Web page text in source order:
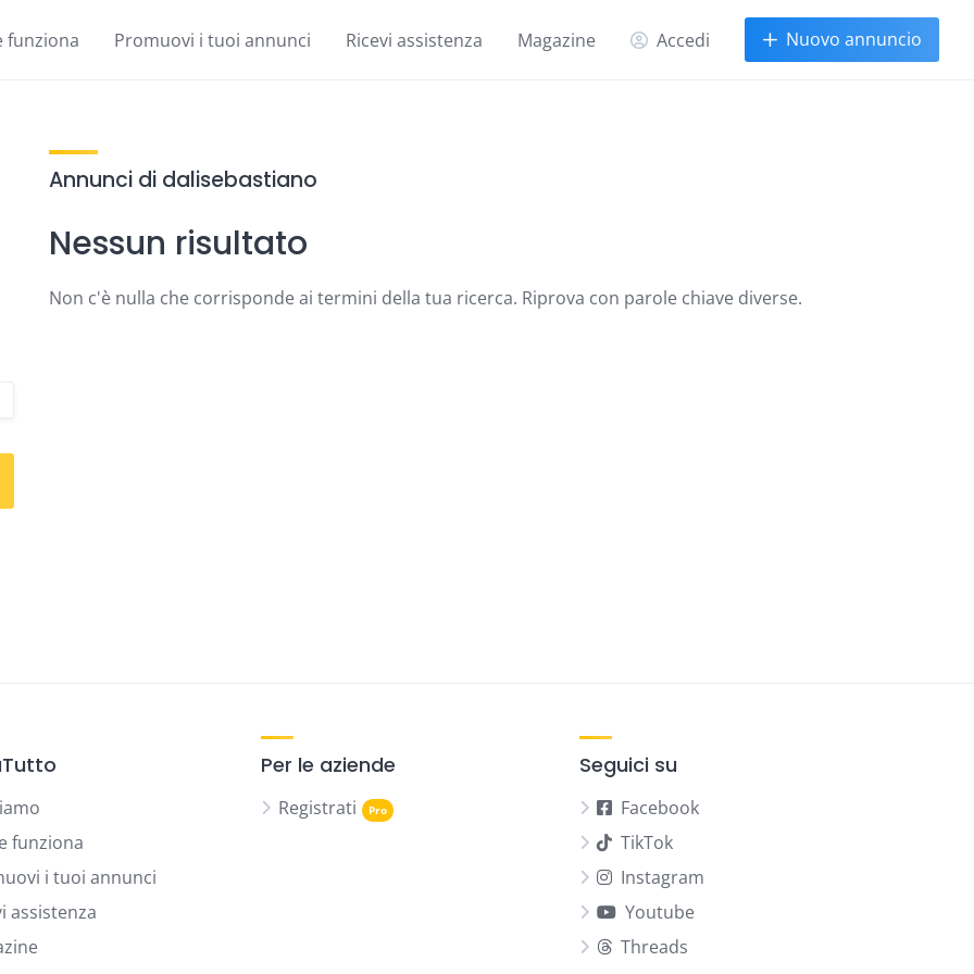
funziona Promuovi i tuoi annunci Ricevi assistenza Magazine Accedi Nuovo annuncio
Annunci di dalisebastiano
Nessun risultato
Non c'è nulla che corrisponde ai termini della tua ricerca. Riprova con parole chiave diverse.
funziona
i tuoi annunci
assistenza
Per le aziende
Registrati
Seguici su
Facebook
TikTok
Instagram
Youtube
Threads